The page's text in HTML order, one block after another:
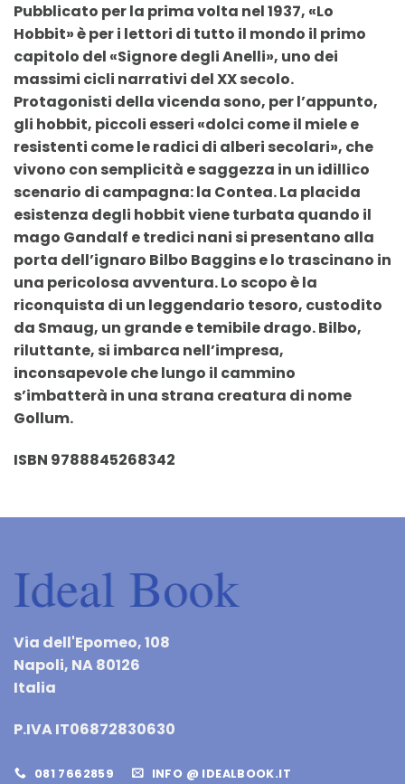
Pubblicato per la prima volta nel 1937, «Lo
Hobbit» è per i lettori di tutto il mondo il primo
capitolo del «Signore degli Anelli», uno dei
massimi cicli narrativi del XX secolo.
Protagonisti della vicenda sono, per l’appunto,
gli hobbit, piccoli esseri «dolci come il miele e
resistenti come le radici di alberi secolari», che
vivono con semplicità e saggezza in un idillico
scenario di campagna: la Contea. La placida
esistenza degli hobbit viene turbata quando il
mago Gandalf e tredici nani si presentano alla
porta dell’ignaro Bilbo Baggins e lo trascinano in
una pericolosa avventura. Lo scopo è la
riconquista di un leggendario tesoro, custodito
da Smaug, un grande e temibile drago. Bilbo,
riluttante, si imbarca nell’impresa,
inconsapevole che lungo il cammino
s’imbatterà in una strana creatura di nome
Gollum.
ISBN 9788845268342
Via dell'Epomeo, 108
Napoli, NA 80126
Italia
P.IVA IT06872830630
081 7662859 INFO @ IDEALBOOK.IT